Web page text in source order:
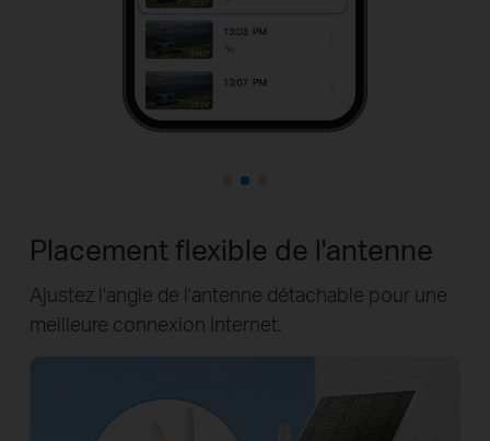
Placement flexible de l'antenne
Ajustez l'angle de l'antenne détachable pour une
meilleure connexion Internet.